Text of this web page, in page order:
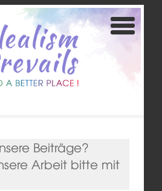
Beiträge?
Arbeit bitte mit